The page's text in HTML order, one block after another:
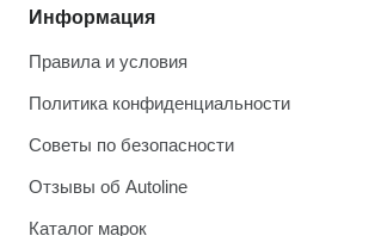
Информация
Правила и условия
Политика конфиденциальности
Советы по безопасности
Отзывы об Autoline
Каталог марок